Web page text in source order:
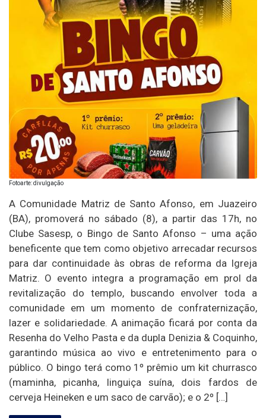
Fotoarte: divulgação
A Comunidade Matriz de Santo Afonso, em Juazeiro
(BA), promoverá no sábado (8), a partir das 17h, no
Clube Sasesp, o Bingo de Santo Afonso – uma ação
beneficente que tem como objetivo arrecadar recursos
para dar continuidade às obras de reforma da Igreja
Matriz. O evento integra a programação em prol da
revitalização do templo, buscando envolver toda a
comunidade em um momento de confraternização,
lazer e solidariedade. A animação ficará por conta da
Resenha do Velho Pasta e da dupla Denizia & Coquinho,
garantindo música ao vivo e entretenimento para o
público. O bingo terá como 1º prêmio um kit churrasco
(maminha, picanha, linguiça suína, dois fardos de
cerveja Heineken e um saco de carvão); e o 2º […]